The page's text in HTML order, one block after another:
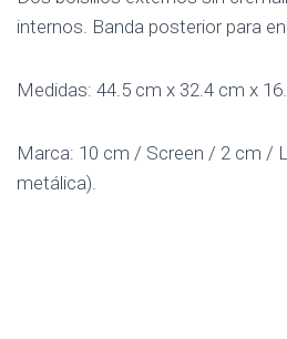
internos. Banda posterior para
Medidas: 44.5 cm x 32.4 cm x
Marca: 10 cm / Screen / 2 cm /
metálica).